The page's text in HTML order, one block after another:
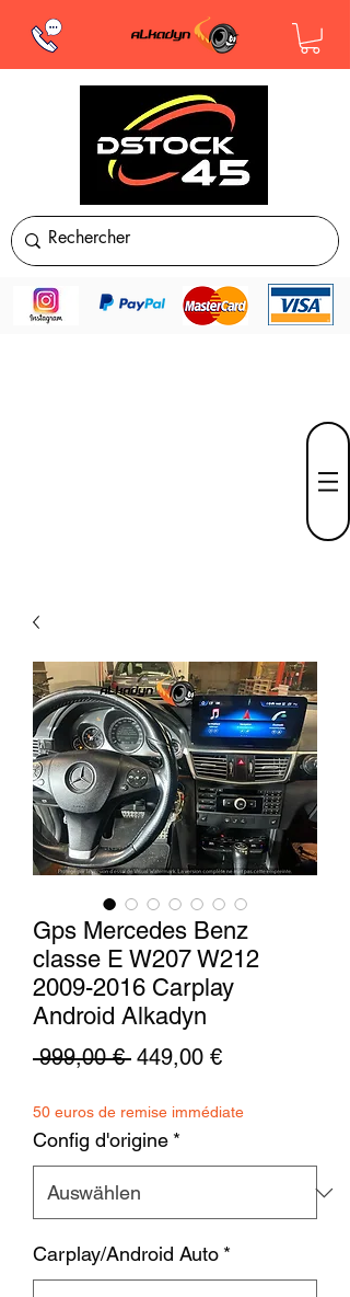
Gps Mercedes Benz
classe E W207 W212
2009-2016 Carplay
Android Alkadyn
999,00 € Standardpreis
449,00 €Sale-
50 euros de remise immédiate
Config d'origine *
Carplay/Android Auto *